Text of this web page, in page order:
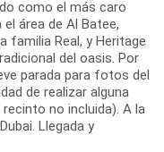
como el más caro
área de Al Batee,
familia Real, y Heritage
del oasis. Por
parada para fotos del
de realizar alguna
no incluida). A la
Llegada y